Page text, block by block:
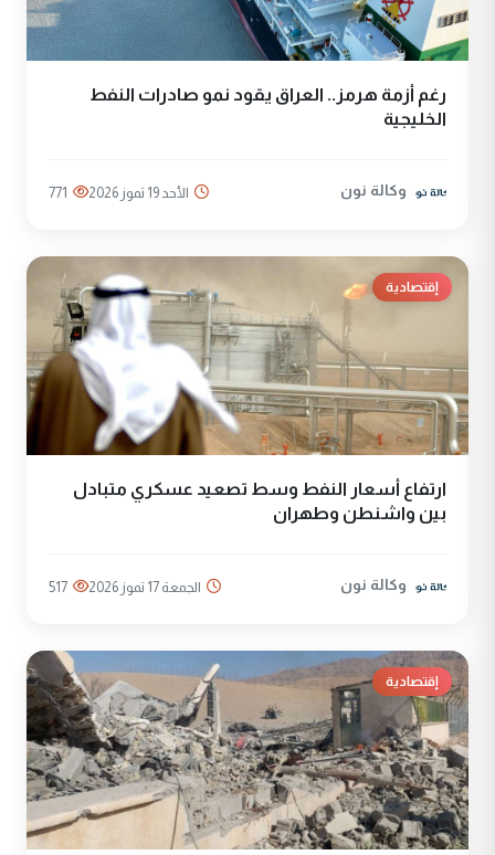
رغم أزمة هرمز.. العراق يقود نمو صادرات النفط
الخليجية
وكالة نون الأحد 19 تموز 2026 771
إقتصادية
ارتفاع أسعار النفط وسط تصعيد عسكري متبادل
بين واشنطن وطهران
وكالة نون الجمعة 17 تموز 2026 517
إقتصادية